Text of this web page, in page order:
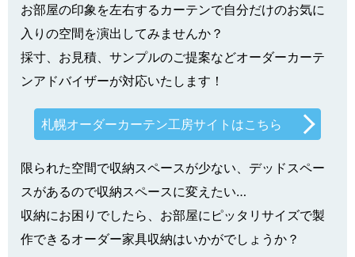
お部屋の印象を左右するカーテンで自分だけのお気に
入りの空間を演出してみませんか？
採寸、お見積、サンプルのご提案などオーダーカーテ
ンアドバイザーが対応いたします！
札幌オーダーカーテン工房サイトはこちら
限られた空間で収納スペースが少ない、デッドスペー
スがあるので収納スペースに変えたい…
収納にお困りでしたら、お部屋にピッタリサイズで製
作できるオーダー家具収納はいかがでしょうか？